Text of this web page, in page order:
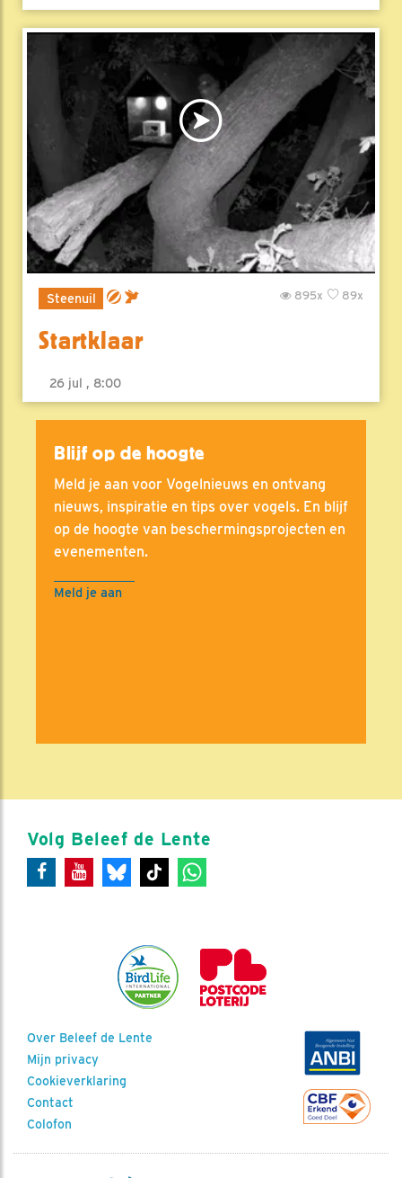
Steenuil 89x
895x
Startklaar
26 jul , 8:00
Blijf op de hoogte
Meld je aan voor Vogelnieuws en ontvang
nieuws, inspiratie en tips over vogels. En blijf
op de hoogte van beschermingsprojecten en
evenementen.
Meld je aan
Volg Beleef de Lente
Over Beleef de Lente
Mijn privacy
Cookieverklaring
Contact
Colofon